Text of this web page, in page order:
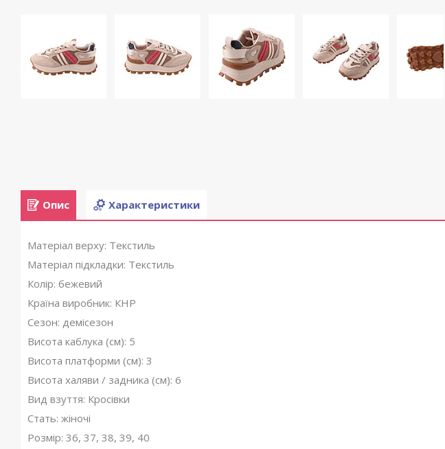
Опис Характеристики
Матеріал верху: Текстиль
Матеріал підкладки: Текстиль
Колір: бежевий
Країна виробник: КНР
Сезон: демісезон
Висота каблука (см): 5
Висота платформи (см): 3
Висота халяви / задника (см): 6
Вид взуття: Кросівки
Стать: жіночі
Розмір: 36, 37, 38, 39, 40